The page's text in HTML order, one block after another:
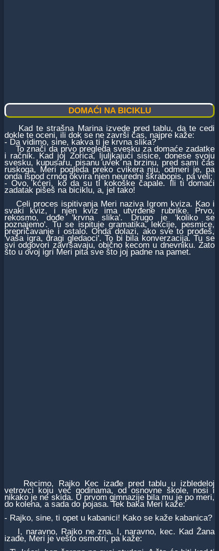
DOMAĆI NA BICIKLU
Kad te strašna Marina izvede pred tablu, da te cedi
dokle te oceni, ili dok se ne završi čas, najpre kaže:
- Da vidimo, sine, kakva ti je krvna slika?
To znači da prvo pregleda svesku za domaće zadatke
i račnik. Kad joj Zorica, ljuljkajući sisice, donese svoju
svesku, kupusaru, pisanu uvek na brzinu, pred sami čas
ruskoga, Meri pogleda preko cvikera nju, odmeri je, pa
onda ispod crnog okvira njen neuredni škrabopis, pa veli:
- Ovo, kćeri, ko da su ti kokoške čapale. Ili ti domaći
zadatak pišeš na biciklu, a, jel tako!
Celi proces ispitivanja Meri naziva Igrom kviza. Kao i
svaki kviz, i njen kviz ima utvrđene rubrike. Prvo,
rekosmo, dođe 'krvna slika'. Drugo je 'koliko se
poznajemo'. Tu se ispituje gramatika, lekcije, pesmice,
prepričavanje i ostalo. Onda dolazi, ako sve to prođeš,
'vaša igra, dragi gledaoci'. To bi bila konverzacija. Tu se
svi odgovori završavaju, obično kecom u dnevniku. Zato
što u ovoj igri Meri pita sve što joj padne na pamet.
Recimo, Rajko Kec izađe pred tablu u izbledeloj
vetrovci koju već godinama, od osnovne škole, nosi i
nikako je ne skida. U prvom gimnazije bila mu je po meri,
do kolena, a sada do pojasa. Tek baka Meri kaže:
- Rajko, sine, ti opet u kabanici! Kako se kaže kabanica?
I, naravno, Rajko ne zna. I, naravno, kec. Kad Žana
izađe, Meri je vešto osmotri, pa kaže: